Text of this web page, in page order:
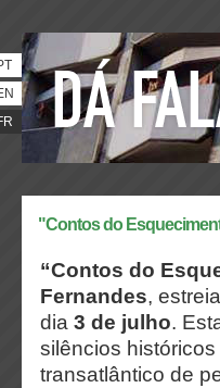
"Contos do
“Contos do
Fernandes,
dia 3 de julho.
silêncios
transatlântico de